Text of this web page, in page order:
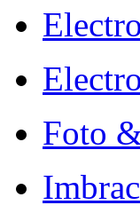
Foto